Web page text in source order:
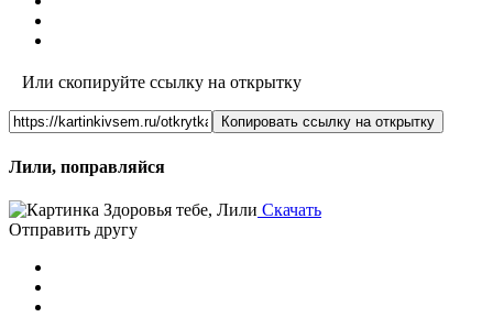
Или скопируйте ссылку на открытку
Копировать ссылку на открытку
Лили, поправляйся
Скачать
Отправить другу